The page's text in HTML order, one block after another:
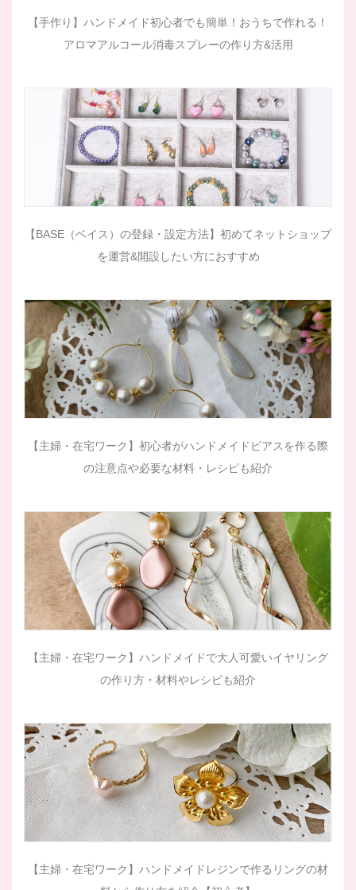
【手作り】ハンドメイド初心者でも簡単！おうちで作れる！
アロマアルコール消毒スプレーの作り方&活用
【BASE（ベイス）の登録・設定方法】初めてネットショップ
を運営&開設したい方におすすめ
【主婦・在宅ワーク】初心者がハンドメイドピアスを作る際
の注意点や必要な材料・レシピも紹介
【主婦・在宅ワーク】ハンドメイドで大人可愛いイヤリング
の作り方・材料やレシピも紹介
【主婦・在宅ワーク】ハンドメイドレジンで作るリングの材